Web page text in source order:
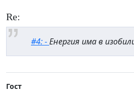
Re:
#4: -Енергия има в
Гост